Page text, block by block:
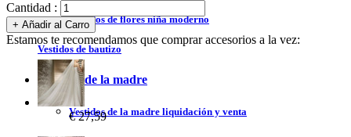
Vestidos de flores niña moderno
Vestidos de bautizo
Vestidos de la madre
Vestidos de la madre liquidación y venta
Cantidad :
Estamos te recomendamos que comprar accesorios a la vez:
€ 27,59